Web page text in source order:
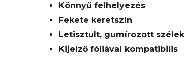
Könnyű felhelyezés
Fekete keretszín
Letisztult, gumírozott szélek
Kijelző fóliával kompatibilis